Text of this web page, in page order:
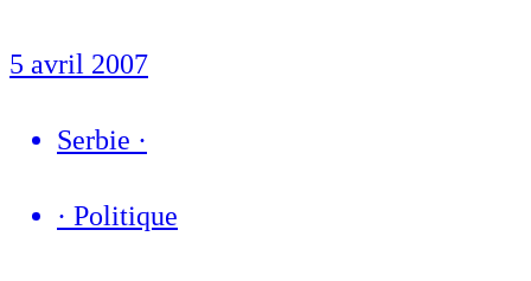
5 avril 2007
Serbie ·
· Politique